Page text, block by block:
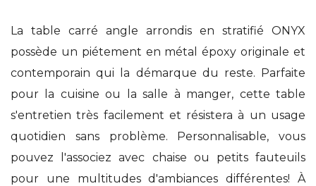
La table carré angle arrondis en stratifié ONYX
possède un piétement en métal époxy originale et
contemporain qui la démarque du reste. Parfaite
pour la cuisine ou la salle à manger, cette table
s'entretien très facilement et résistera à un usage
quotidien sans problème. Personnalisable, vous
pouvez l'associez avec chaise ou petits fauteuils
pour une multitudes d'ambiances différentes! À